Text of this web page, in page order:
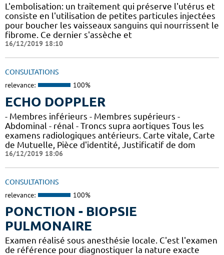
L'embolisation: un traitement qui préserve l'utérus et
consiste en l'utilisation de petites particules injectées
pour boucher les vaisseaux sanguins qui nourrissent le
fibrome. Ce dernier s'assèche et
16/12/2019 18:10
CONSULTATIONS
relevance: 100%
ECHO DOPPLER
- Membres inférieurs - Membres supérieurs -
Abdominal - rénal - Troncs supra aortiques Tous les
examens radiologiques antérieurs. Carte vitale, Carte
de Mutuelle, Pièce d'identité, Justificatif de dom
16/12/2019 18:06
CONSULTATIONS
relevance: 100%
PONCTION - BIOPSIE
PULMONAIRE
Examen réalisé sous anesthésie locale. C'est l'examen
de référence pour diagnostiquer la nature exacte